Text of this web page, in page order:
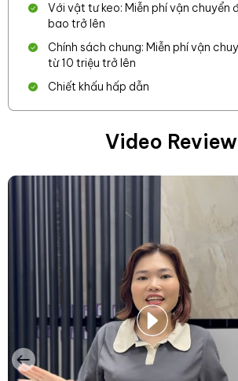
Với vật tư keo: Miễn phí vận chuyển
bao trở lên
Chính sách chung: Miễn phí vận
từ 10 triệu trở lên
Chiết khấu hấp dẫn
Video